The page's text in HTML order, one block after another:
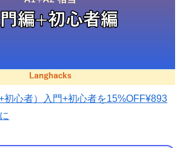
心者） 入門+初心者を15%OFF¥893